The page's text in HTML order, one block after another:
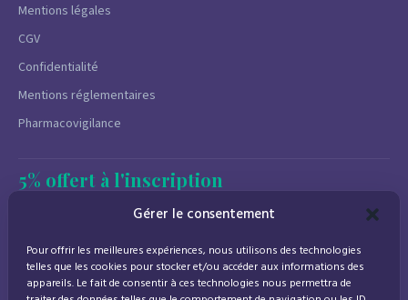
Gérer le consentement
Pour offrir les meilleures expériences, nous utilisons des technologies
telles que les cookies pour stocker et/ou accéder aux informations des
appareils. Le fait de consentir à ces technologies nous permettra de
Mentions légales
CGV
Confidentialité
Mentions réglementaires
Pharmacovigilance
5% offert à l'inscription
Désinscription à tout moment.